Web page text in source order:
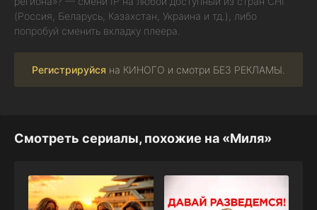
(Россия, Беларусь, Казахстан, Украина и тд.), либо
попробуй сменить вкладку плеера.
Регистрируйся на КИНОГО и смотри БЕЗ РЕКЛАМЫ.
Смотреть сериалы, похожие на «Миля»